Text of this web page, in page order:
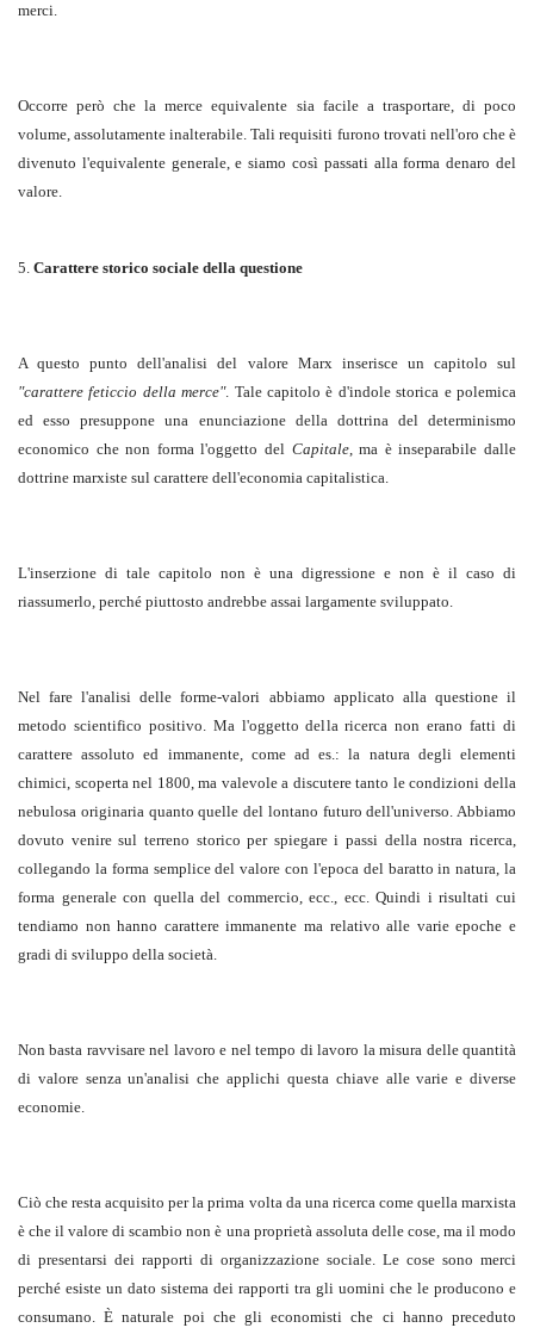
merci.
Occorre però che la merce equivalente sia facile a trasportare, di poco
volume, assolutamente inalterabile. Tali requisiti furono trovati nell'oro che è
divenuto l'equivalente generale, e siamo così passati alla forma denaro del
valore.
5. Carattere storico sociale della questione
A questo punto dell'analisi del valore Marx inserisce un capitolo sul
"carattere feticcio della merce". Tale capitolo è d'indole storica e polemica
ed esso presuppone una enunciazione della dottrina del determinismo
economico che non forma l'oggetto del Capitale, ma è inseparabile dalle
dottrine marxiste sul carattere dell'economia capitalistica.
L'inserzione di tale capitolo non è una digressione e non è il caso di
riassumerlo, perché piuttosto andrebbe assai largamente sviluppato.
Nel fare l'analisi delle forme-valori abbiamo applicato alla questione il
metodo scientifico positivo. Ma l'oggetto della ricerca non erano fatti di
carattere assoluto ed immanente, come ad es.: la natura degli elementi
chimici, scoperta nel 1800, ma valevole a discutere tanto le condizioni della
nebulosa originaria quanto quelle del lontano futuro dell'universo. Abbiamo
dovuto venire sul terreno storico per spiegare i passi della nostra ricerca,
collegando la forma semplice del valore con l'epoca del baratto in natura, la
forma generale con quella del commercio, ecc., ecc. Quindi i risultati cui
tendiamo non hanno carattere immanente ma relativo alle varie epoche e
gradi di sviluppo della società.
Non basta ravvisare nel lavoro e nel tempo di lavoro la misura delle quantità
di valore senza un'analisi che applichi questa chiave alle varie e diverse
economie.
Ciò che resta acquisito per la prima volta da una ricerca come quella marxista
è che il valore di scambio non è una proprietà assoluta delle cose, ma il modo
di presentarsi dei rapporti di organizzazione sociale. Le cose sono merci
perché esiste un dato sistema dei rapporti tra gli uomini che le producono e
consumano. È naturale poi che gli economisti che ci hanno preceduto